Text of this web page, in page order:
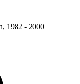
1982 - 2000